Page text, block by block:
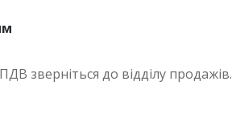
зверніться до відділу продажів.